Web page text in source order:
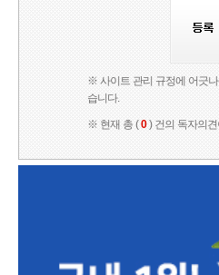
※ 사이트 관리 규정에 어긋
습니다.
※ 현재 총 (0) 건의 독자의견